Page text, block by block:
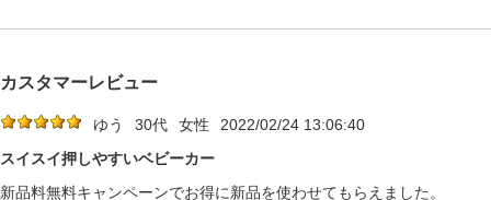
カスタマーレビュー
ゆう 30代 女性
2022/02/24 13:06:40
スイスイ押しやすいベビーカー
新品料無料キャンペーンでお得に新品を使わせてもらえました。